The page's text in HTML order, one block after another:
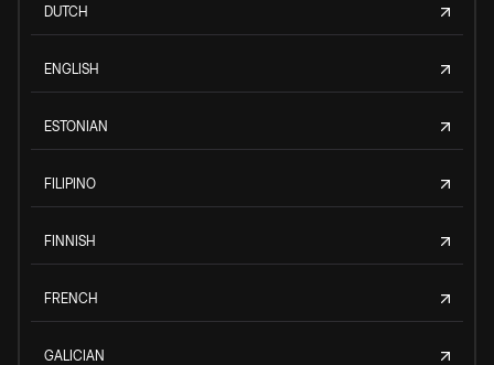
DUTCH
ENGLISH
ESTONIAN
FILIPINO
FINNISH
FRENCH
GALICIAN